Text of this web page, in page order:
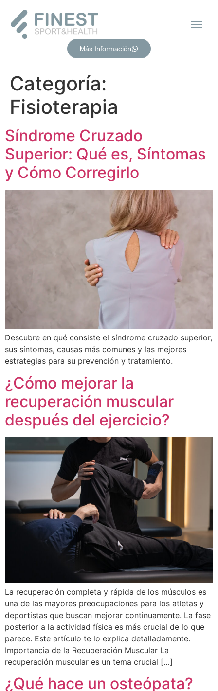
Más Información
Categoría:
Fisioterapia
Síndrome Cruzado
Superior: Qué es, Síntomas
y Cómo Corregirlo
Descubre en qué consiste el síndrome cruzado superior,
sus síntomas, causas más comunes y las mejores
estrategias para su prevención y tratamiento.
¿Cómo mejorar la
recuperación muscular
después del ejercicio?
La recuperación completa y rápida de los músculos es
una de las mayores preocupaciones para los atletas y
deportistas que buscan mejorar continuamente. La fase
posterior a la actividad física es más crucial de lo que
parece. Este artículo te lo explica detalladamente.
Importancia de la Recuperación Muscular La
recuperación muscular es un tema crucial […]
¿Qué hace un osteópata?